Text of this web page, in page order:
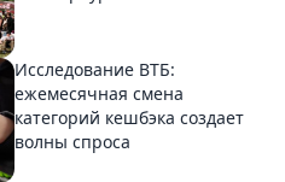
Исследование ВТБ:
ежемесячная смена
категорий кешбэка создает
волны спроса